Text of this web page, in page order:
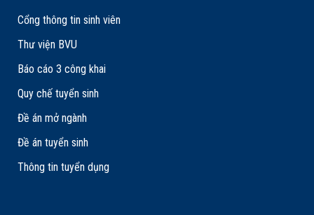
Cổng thông tin sinh viên
Thư viện BVU
Báo cáo 3 công khai
Quy chế tuyển sinh
Đề án mở ngành
Đề án tuyển sinh
Thông tin tuyển dụng